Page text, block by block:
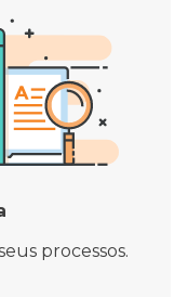
processos.